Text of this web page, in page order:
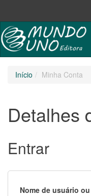
para
Início Minha Conta
Detalhes
Entrar
Nome de usuário